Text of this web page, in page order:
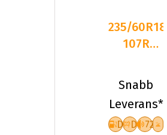
235/60R18
107R
PL01 XL
2024
Snabb
Leverans*
D D 72